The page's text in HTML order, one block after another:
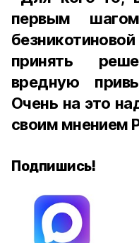
первым
принять
вредную
Очень на это
своим мнением
Подпишись!